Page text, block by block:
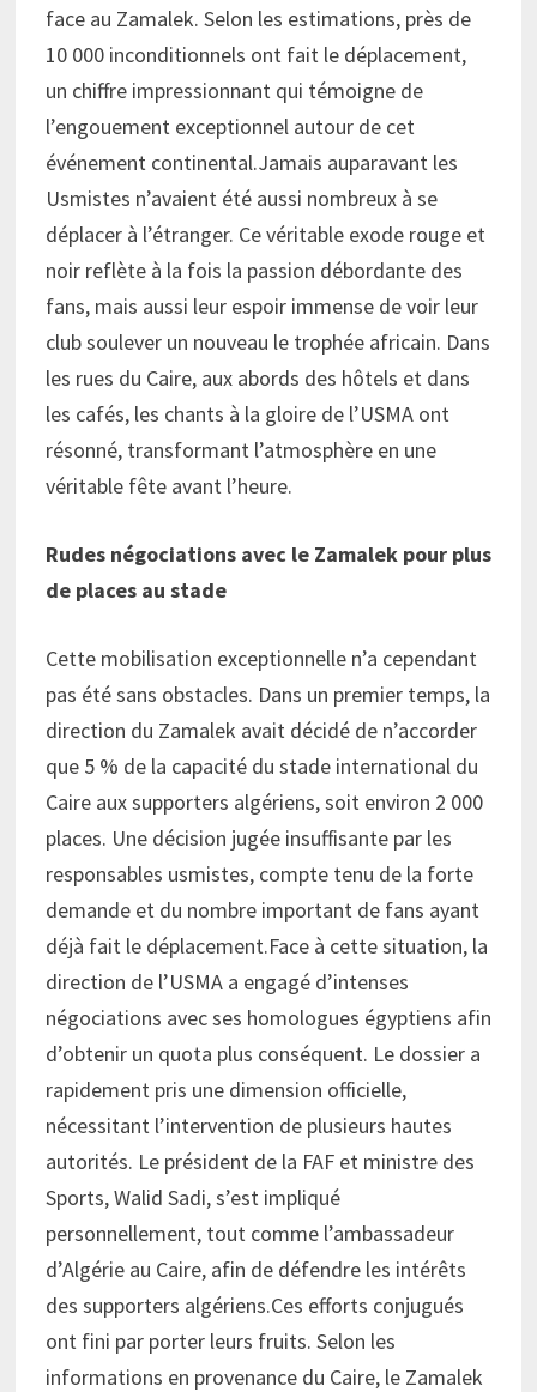
face au Zamalek. Selon les estimations, près de
10 000 inconditionnels ont fait le déplacement,
un chiffre impressionnant qui témoigne de
l’engouement exceptionnel autour de cet
événement continental.Jamais auparavant les
Usmistes n’avaient été aussi nombreux à se
déplacer à l’étranger. Ce véritable exode rouge et
noir reflète à la fois la passion débordante des
fans, mais aussi leur espoir immense de voir leur
club soulever un nouveau le trophée africain. Dans
les rues du Caire, aux abords des hôtels et dans
les cafés, les chants à la gloire de l’USMA ont
résonné, transformant l’atmosphère en une
véritable fête avant l’heure.
Rudes négociations avec le Zamalek pour plus
de places au stade
Cette mobilisation exceptionnelle n’a cependant
pas été sans obstacles. Dans un premier temps, la
direction du Zamalek avait décidé de n’accorder
que 5 % de la capacité du stade international du
Caire aux supporters algériens, soit environ 2 000
places. Une décision jugée insuffisante par les
responsables usmistes, compte tenu de la forte
demande et du nombre important de fans ayant
déjà fait le déplacement.Face à cette situation, la
direction de l’USMA a engagé d’intenses
négociations avec ses homologues égyptiens afin
d’obtenir un quota plus conséquent. Le dossier a
rapidement pris une dimension officielle,
nécessitant l’intervention de plusieurs hautes
autorités. Le président de la FAF et ministre des
Sports, Walid Sadi, s’est impliqué
personnellement, tout comme l’ambassadeur
d’Algérie au Caire, afin de défendre les intérêts
des supporters algériens.Ces efforts conjugués
ont fini par porter leurs fruits. Selon les
informations en provenance du Caire, le Zamalek